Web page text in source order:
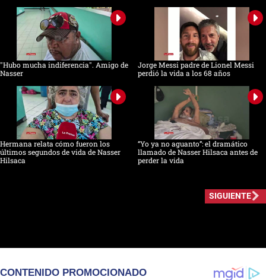
"Hubo mucha indiferencia". Amigo de
Nasser
Jorge Messi padre de Lionel Messi
perdió la vida a los 68 años
Hermana relata cómo fueron los
últimos segundos de vida de Nasser
Hilsaca
“Yo ya no aguanto”: el dramático
llamado de Nasser Hilsaca antes de
perder la vida
SIGUIENTE
CONTENIDO PROMOCIONADO